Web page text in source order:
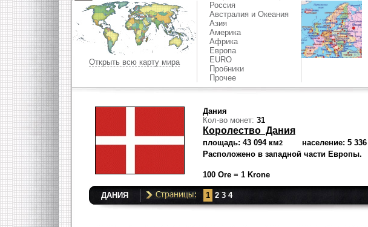
Открыть всю карту мира
Россия
Австралия и Океания
Азия
Америка
Африка
Европа
EURO
Пробники
Прочее
Дания
Кол-во монет: 31
Королество Дания
площадь: 43 094 км2
население: 5 336
Расположено в западной части Европы.
100 Ore = 1 Krone
ДАНИЯ 1 2 3 4